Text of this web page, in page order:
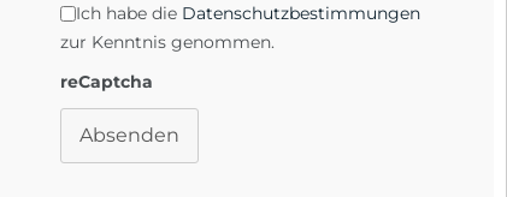
Ich habe die Datenschutzbestimmungen
zur Kenntnis genommen.
reCaptcha
Absenden